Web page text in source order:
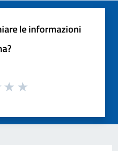
le informazioni